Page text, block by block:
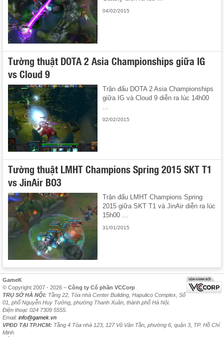
04/02/2015
Tường thuật DOTA 2 Asia Championships giữa IG
vs Cloud 9
Trận đấu DOTA 2 Asia Championships
giữa IG và Cloud 9 diễn ra lúc 14h00
02/02/2015
Tường thuật LMHT Champions Spring 2015 SKT T1
vs JinAir BO3
Trận đấu LMHT Champions Spring
2015 giữa SKT T1 và JinAir diễn ra lúc
15h00 ...
31/01/2015
GameK
© Copyright 2007 - 2026 – Công ty Cổ phần VCCorp
TRỤ SỞ HÀ NỘI: Tầng 22, Tòa nhà Center Building, Hapulico Complex, Số
01, phố Nguyễn Huy Tưởng, phường Thanh Xuân, thành phố Hà Nội.
Điện thoại: 024 7309 5555.
Email: info@gamek.vn
VPĐD TẠI TP.HCM: Tầng 4 Tòa nhà 123, 127 Võ Văn Tần, phường 6, quận 3, TP. Hồ Chí
Minh